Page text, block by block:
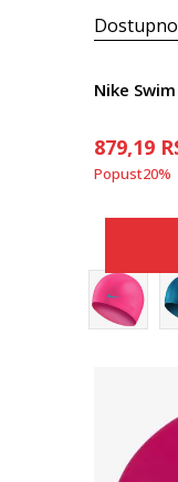
Nike Swim
879,19
Popust20%